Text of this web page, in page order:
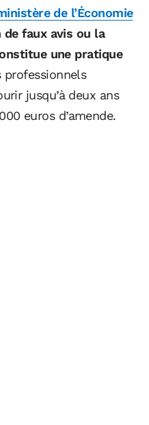
de l’Économie
faux avis ou la
une pratique
professionnels
jusqu’à deux ans
euros d’amende.